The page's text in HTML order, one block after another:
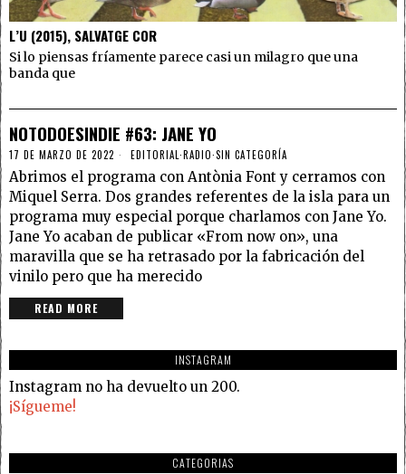
L’U (2015), SALVATGE COR
Si lo piensas fríamente parece casi un milagro que una
banda que
NOTODOESINDIE #63: JANE YO
17 DE MARZO DE 2022 EDITORIAL·RADIO·SIN CATEGORÍA
Abrimos el programa con Antònia Font y cerramos con
Miquel Serra. Dos grandes referentes de la isla para un
programa muy especial porque charlamos con Jane Yo.
Jane Yo acaban de publicar «From now on», una
maravilla que se ha retrasado por la fabricación del
vinilo pero que ha merecido
READ MORE
INSTAGRAM
Instagram no ha devuelto un 200.
¡Sígueme!
CATEGORIAS